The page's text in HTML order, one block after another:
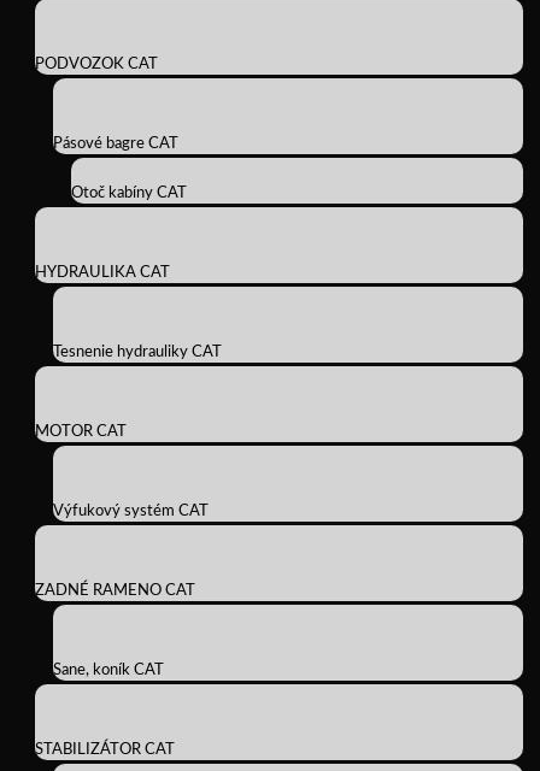
PODVOZOK CAT
Pásové bagre CAT
Otoč kabíny CAT
HYDRAULIKA CAT
Tesnenie hydrauliky CAT
MOTOR CAT
Výfukový systém CAT
ZADNÉ RAMENO CAT
Sane, koník CAT
STABILIZÁTOR CAT